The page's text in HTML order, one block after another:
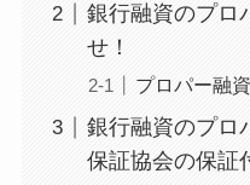
銀行融資のプロ
せ！
プロパー融
銀行融資のプロ
保証協会の保証